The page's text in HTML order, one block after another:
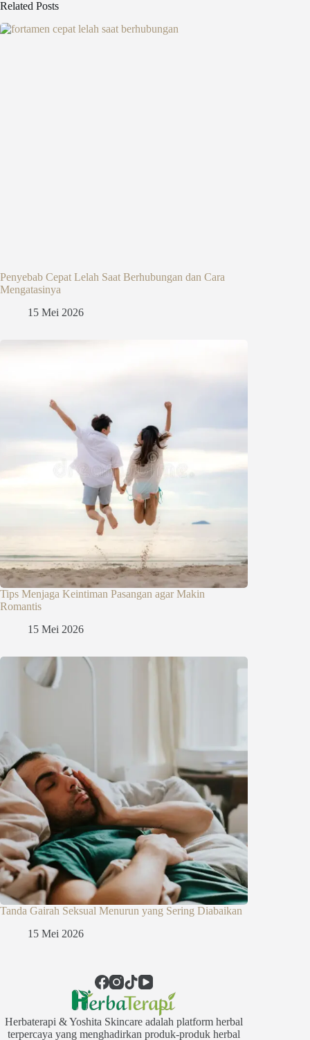
Related Posts
Penyebab Cepat Lelah Saat Berhubungan dan Cara
Mengatasinya
15 Mei 2026
Tips Menjaga Keintiman Pasangan agar Makin
Romantis
15 Mei 2026
Tanda Gairah Seksual Menurun yang Sering Diabaikan
15 Mei 2026
Herbaterapi & Yoshita Skincare adalah platform herbal
terpercaya yang menghadirkan produk-produk herbal